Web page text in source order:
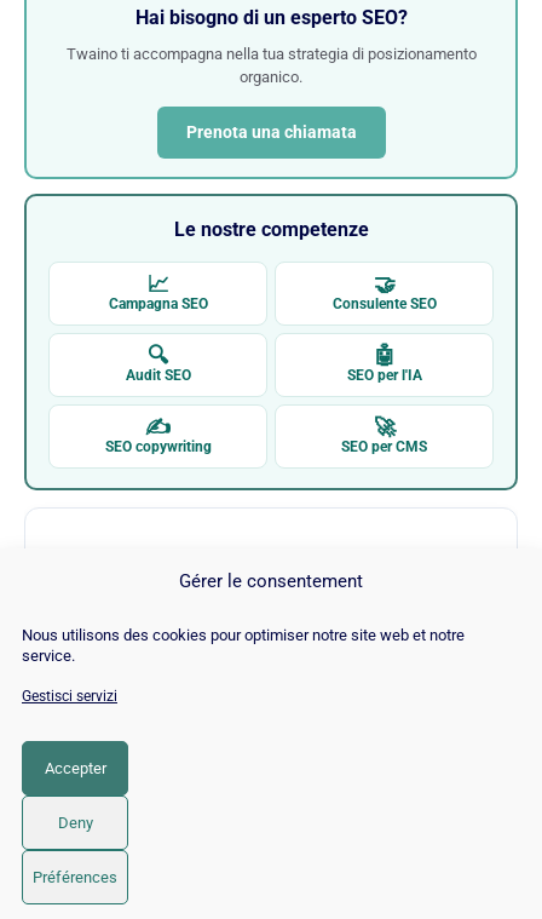
Gérer le consentement
Nous utilisons des cookies pour optimiser notre site web et notre
service.
Gestisci servizi
Accepter
Deny
Préférences
Hai bisogno di un esperto SEO?
Twaino ti accompagna nella tua strategia di posizionamento
organico.
Prenota una chiamata
Le nostre competenze
📈
Campagna SEO
🤝
Consulente SEO
🔍
Audit SEO
🤖
SEO per l'IA
✍
SEO copywriting
🚀
SEO per CMS
© 2026 Twaino